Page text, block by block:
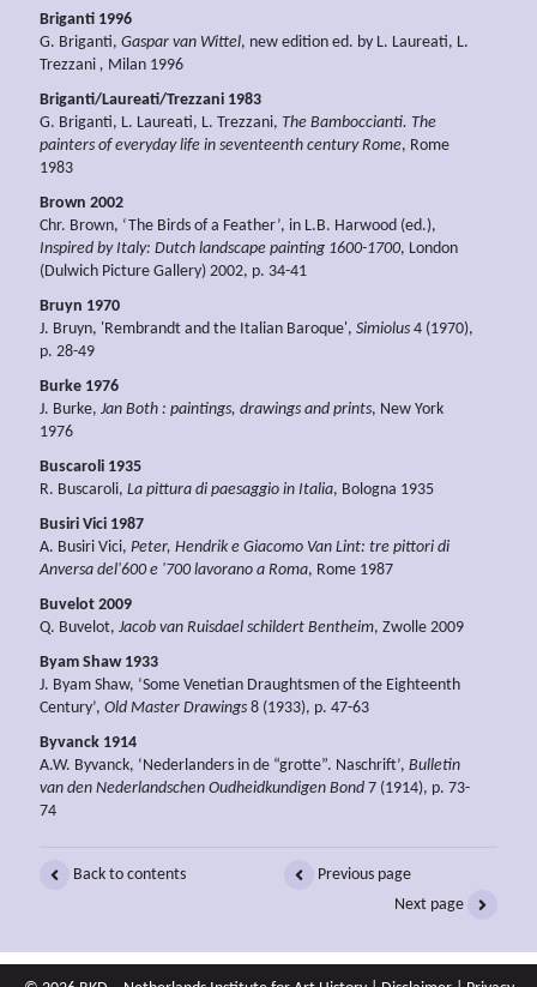
Briganti 1996
G. Briganti, Gaspar van Wittel, new edition ed. by L. Laureati, L.
Trezzani , Milan 1996
Briganti/Laureati/Trezzani 1983
G. Briganti, L. Laureati, L. Trezzani, The Bamboccianti. The
painters of everyday life in seventeenth century Rome, Rome
1983
Brown 2002
Chr. Brown, ‘The Birds of a Feather’, in L.B. Harwood (ed.),
Inspired by Italy: Dutch landscape painting 1600-1700, London
(Dulwich Picture Gallery) 2002, p. 34-41
Bruyn 1970
J. Bruyn, 'Rembrandt and the Italian Baroque', Simiolus 4 (1970),
p. 28-49
Burke 1976
J. Burke, Jan Both : paintings, drawings and prints, New York
1976
Buscaroli 1935
R. Buscaroli, La pittura di paesaggio in Italia, Bologna 1935
Busiri Vici 1987
A. Busiri Vici, Peter, Hendrik e Giacomo Van Lint: tre pittori di
Anversa del'600 e '700 lavorano a Roma, Rome 1987
Buvelot 2009
Q. Buvelot, Jacob van Ruisdael schildert Bentheim, Zwolle 2009
Byam Shaw 1933
J. Byam Shaw, ‘Some Venetian Draughtsmen of the Eighteenth
Century’, Old Master Drawings 8 (1933), p. 47-63
Byvanck 1914
A.W. Byvanck, ‘Nederlanders in de “grotte”. Naschrift’, Bulletin
van den Nederlandschen Oudheidkundigen Bond 7 (1914), p. 73-
74
Back to contents
Previous page
Next page